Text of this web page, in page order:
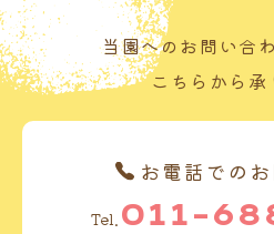
当園へのお問い合
こちらから承
お電話での
Tel. 011-